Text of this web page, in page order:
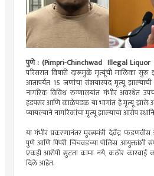
पुणे : (Pimpri-Chinchwad Illegal Liquor
परिसरात विषारी दारूमुळे मृत्यूंची मालिका
आतापर्यंत 15 जणांचा संशयास्पद मृत्यू
नागरिक विविध रुग्णालयांत गंभीर अवस्थेत
हडपसर आणि काळेपडळ या भागांत हे मृत्यू झाले
प्यायल्याने नागरिकांचा मृत्यू झाल्याचा आरोप
या गंभीर प्रकरणानंतर मुख्यमंत्री देवेंद्र
पुणे आणि पिंपरी चिंचवडच्या पोलिस आयुक्तांशी
एकही आरोपी सुटता कामा नये, कठोर कारवाई
दिले आहेत.